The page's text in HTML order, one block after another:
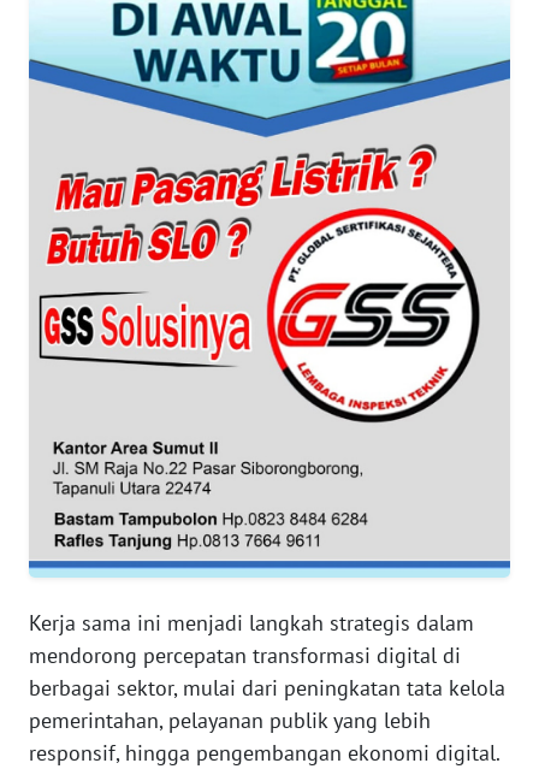
Kerja sama ini menjadi langkah strategis dalam
mendorong percepatan transformasi digital di
berbagai sektor, mulai dari peningkatan tata kelola
pemerintahan, pelayanan publik yang lebih
responsif, hingga pengembangan ekonomi digital.
BANTEN
NTT
WN
KEPRI
WN
PAPUA
PAPUA
BARAT
WN
RIAU
WN
SERAMBI
JAMBI